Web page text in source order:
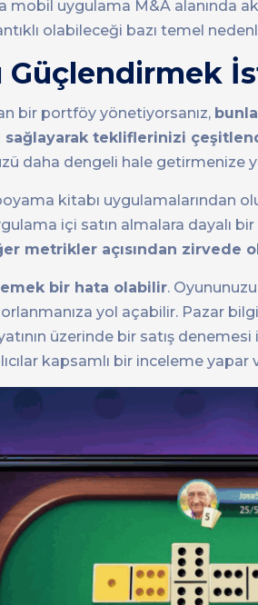
mobil uygulama M&A alanında
olabileceği bazı temel
Güçlendirmek
bir portföy yönetiyorsanız,
tekliflerinizi
daha dengeli hale getirmenize
kitabı uygulamalarından
içi satın almalara dayalı
metrikler açısından zirvede
bir hata olabilir.
yol açabilir. Pazar
üzerinde bir satış
kapsamlı bir inceleme yapar